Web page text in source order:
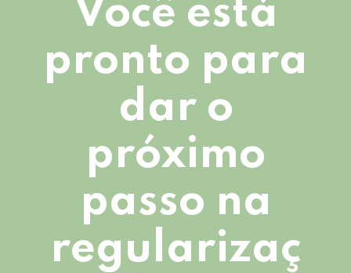
Você está
pronto para
dar o
próximo
passo na
regularizaç